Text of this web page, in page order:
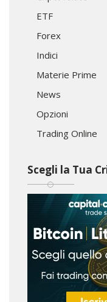
ETF
Forex
Indici
Materie Prime
News
Opzioni
Trading Online
Scegli la Tua